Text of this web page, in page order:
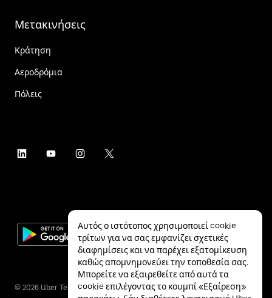
Μετακινήσεις
Κράτηση
Αεροδρόμια
Πόλεις
© 2026 Uber Technologies Inc.
Αυτός ο ιστότοπος χρησιμοποιεί cookie
τρίτων για να σας εμφανίζει σχετικές
διαφημίσεις και να παρέχει εξατομίκευση
καθώς απομνημονεύει την τοποθεσία σας.
Μπορείτε να εξαιρεθείτε από αυτά τα
cookie επιλέγοντας το κουμπί «Εξαίρεση»